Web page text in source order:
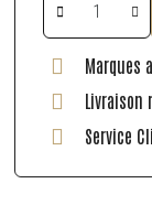
Marques
Livraison
Service